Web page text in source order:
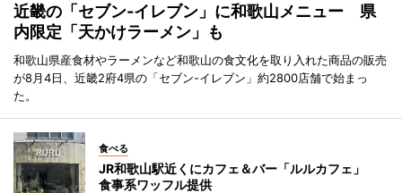
近畿の「セブン-イレブン」に和歌山メニュー 県
内限定「天かけラーメン」も
和歌山県産食材やラーメンなど和歌山の食文化を取り入れた商品の販売
が8月4日、近畿2府4県の「セブン-イレブン」約2800店舗で始まっ
た。
食べる
JR和歌山駅近くにカフェ＆バー「ルルカフェ」
食事系ワッフル提供